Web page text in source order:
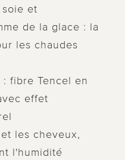
soie et
de la glace : la
les chaudes
fibre Tencel en
effet
les cheveux,
l'humidité